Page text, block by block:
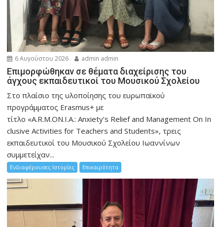
6 Αυγούστου 2026 admin admin
Eπιμορφώθηκαν σε θέματα διαχείρισης του
άγχους εκπαιδευτικοί του Μουσικού Σχολείου
Στο πλαίσιο της υλοποίησης του ευρωπαϊκού
προγράμματος Erasmus+ με
τίτλο «A.R.M.ON.I.A.: Anxiety’s Relief and Management On In
clusive Activities for Teachers and Students», τρεις
εκπαιδευτικοί του Μουσικού Σχολείου Ιωαννίνων
συμμετείχαν...
Ενδιαφέρουσες Ιστορίες Επικαιρότητα